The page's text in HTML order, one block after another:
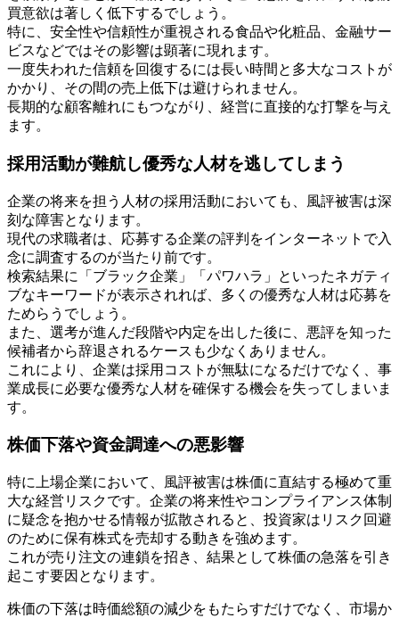
買意欲は著しく低下するでしょう。
特に、安全性や信頼性が重視される食品や化粧品、金融サー
ビスなどではその影響は顕著に現れます。
一度失われた信頼を回復するには長い時間と多大なコストが
かかり、その間の売上低下は避けられません。
長期的な顧客離れにもつながり、経営に直接的な打撃を与え
ます。
採用活動が難航し優秀な人材を逃してしまう
企業の将来を担う人材の採用活動においても、風評被害は深
刻な障害となります。
現代の求職者は、応募する企業の評判をインターネットで入
念に調査するのが当たり前です。
検索結果に「ブラック企業」「パワハラ」といったネガティ
ブなキーワードが表示されれば、多くの優秀な人材は応募を
ためらうでしょう。
また、選考が進んだ段階や内定を出した後に、悪評を知った
候補者から辞退されるケースも少なくありません。
これにより、企業は採用コストが無駄になるだけでなく、事
業成長に必要な優秀な人材を確保する機会を失ってしまいま
す。
株価下落や資金調達への悪影響
特に上場企業において、風評被害は株価に直結する極めて重
大な経営リスクです。企業の将来性やコンプライアンス体制
に疑念を抱かせる情報が拡散されると、投資家はリスク回避
のために保有株式を売却する動きを強めます。
これが売り注文の連鎖を招き、結果として株価の急落を引き
起こす要因となります。
株価の下落は時価総額の減少をもたらすだけでなく、市場か